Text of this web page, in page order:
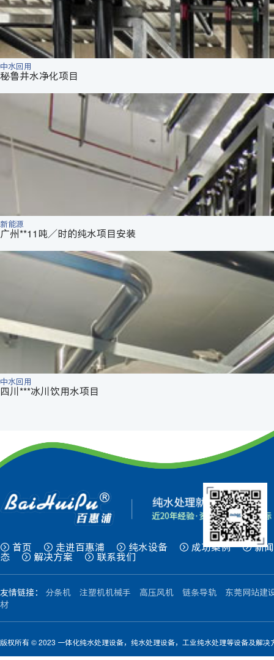
中水回用
秘鲁井水净化项目
新能源
广州**11吨／时的纯水项目安装
中水回用
四川***冰川饮用水项目
首页 走进百惠浦 纯水设备 成功案例 新
态 解决方案 联系我们
友情链接： 分条机 注塑机机械手 高压风机 链条导轨
东莞网站建
材
版权所有 © 2023 一体化纯水处理设备，纯水处理设备，工业纯水处理等设备及解